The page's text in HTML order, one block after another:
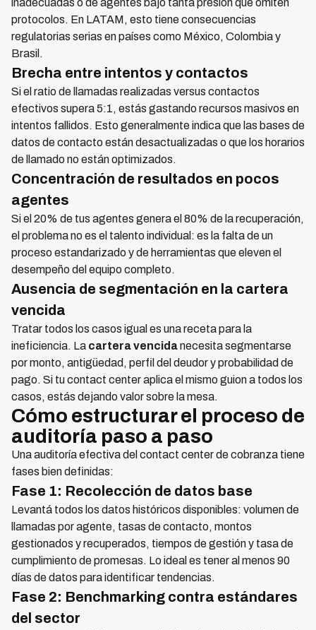
inadecuadas o de agentes bajo tanta presión que omiten
protocolos. En LATAM, esto tiene consecuencias
regulatorias serias en países como México, Colombia y
Brasil.
Brecha entre intentos y contactos
Si el ratio de llamadas realizadas versus contactos
efectivos supera 5:1, estás gastando recursos masivos en
intentos fallidos. Esto generalmente indica que las bases de
datos de contacto están desactualizadas o que los horarios
de llamado no están optimizados.
Concentración de resultados en pocos
agentes
Si el 20% de tus agentes genera el 80% de la recuperación,
el problema no es el talento individual: es la falta de un
proceso estandarizado y de herramientas que eleven el
desempeño del equipo completo.
Ausencia de segmentación en la cartera
vencida
Tratar todos los casos igual es una receta para la
ineficiencia. La cartera vencidanecesita segmentarse
por monto, antigüedad, perfil del deudor y probabilidad de
pago. Si tu contact center aplica el mismo guion a todos los
casos, estás dejando valor sobre la mesa.
Cómo estructurar el proceso de
auditoría paso a paso
Una auditoría efectiva del contact center de cobranza tiene
fases bien definidas:
Fase 1: Recolección de datos base
Levantá todos los datos históricos disponibles: volumen de
llamadas por agente, tasas de contacto, montos
gestionados y recuperados, tiempos de gestión y tasa de
cumplimiento de promesas. Lo ideal es tener al menos 90
días de datos para identificar tendencias.
Fase 2: Benchmarking contra estándares
del sector